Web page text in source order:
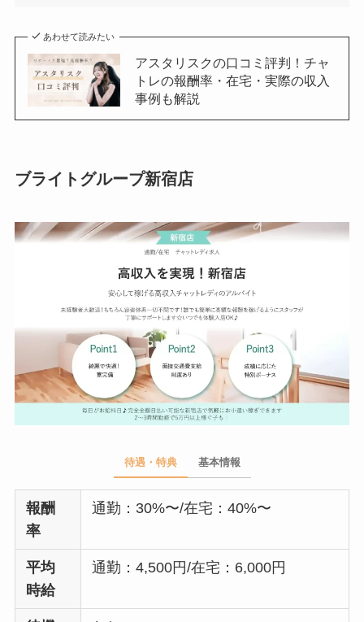
あわせて読みたい
アスタリスクの口コミ評判！チャ
トレの報酬率・在宅・実際の収入
事例も解説
ブライトグループ新宿店
待遇・特典 基本情報
報酬
率
通勤：30%〜/在宅：40%〜
平均
時給
通勤：4,500円/在宅：6,000円